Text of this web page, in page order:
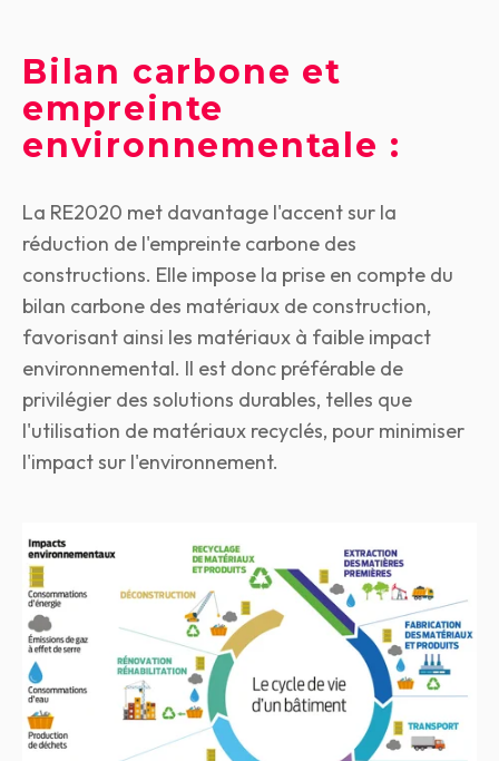
Bilan carbone et
empreinte
environnementale :
La RE2020 met davantage l'accent sur la
réduction de l'empreinte carbone des
constructions. Elle impose la prise en compte du
bilan carbone des matériaux de construction,
favorisant ainsi les matériaux à faible impact
environnemental. Il est donc préférable de
privilégier des solutions durables, telles que
l'utilisation de matériaux recyclés, pour minimiser
l'impact sur l'environnement.